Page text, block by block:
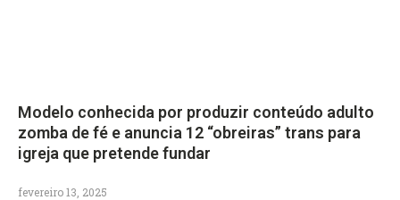
Modelo conhecida por produzir conteúdo adulto
zomba de fé e anuncia 12 “obreiras” trans para
igreja que pretende fundar
fevereiro 13, 2025